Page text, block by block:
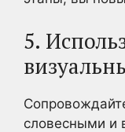
5.
словесными и